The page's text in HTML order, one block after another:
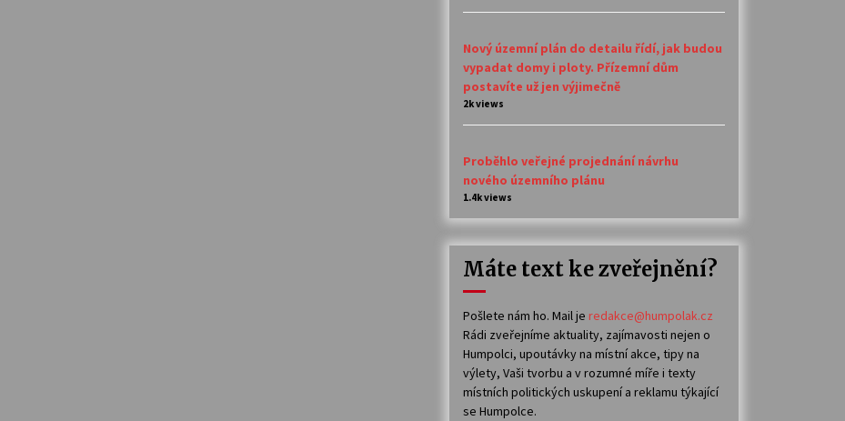
Nový územní plán do detailu řídí, jak budou
vypadat domy i ploty. Přízemní dům
postavíte už jen výjimečně
2k views
Proběhlo veřejné projednání návrhu
nového územního plánu
1.4k views
Máte text ke zveřejnění?
Pošlete nám ho. Mail je redakce@humpolak.cz
Rádi zveřejníme aktuality, zajímavosti nejen o
Humpolci, upoutávky na místní akce, tipy na
výlety, Vaši tvorbu a v rozumné míře i texty
místních politických uskupení a reklamu týkající
se Humpolce.